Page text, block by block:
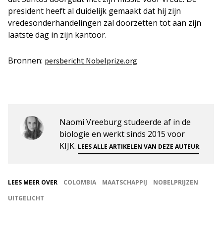
president heeft al duidelijk gemaakt dat hij zijn
vredesonderhandelingen zal doorzetten tot aan zijn
laatste dag in zijn kantoor.
Bronnen: persbericht Nobelprize.org
Naomi Vreeburg studeerde af in de
biologie en werkt sinds 2015 voor
KIJK. LEES ALLE ARTIKELEN VAN DEZE AUTEUR.
LEES MEER OVER COLOMBIA MAATSCHAPPIJ
NOBELPRIJZEN
UITGELICHT